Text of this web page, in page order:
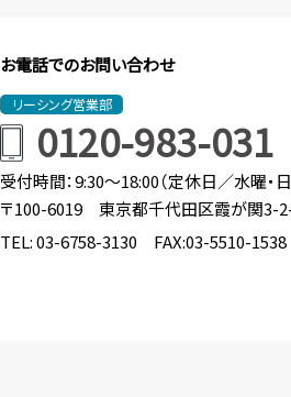
お電話でのお問い合わせ
リーシング営業部
0120-983-031
受付時間：9:30～18:00（定休日／水曜・日
〒100-6019 東京都千代田区霞が関3-
TEL:03-6758-3130 FAX:03-5510-1538